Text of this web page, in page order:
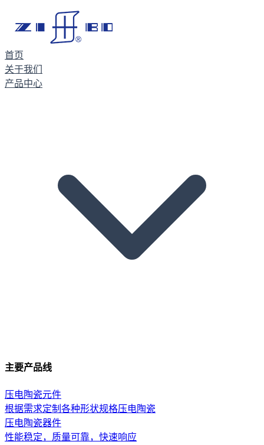
首页
关于我们
产品中心
主要产品线
压电陶瓷元件
根据需求定制各种形状规格压电陶瓷
压电陶瓷器件
性能稳定，质量可靠，快速响应